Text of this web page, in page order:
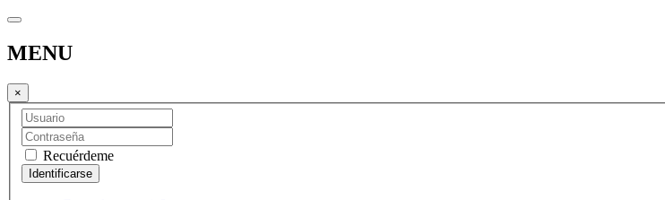
MENU
×
Recuérdeme